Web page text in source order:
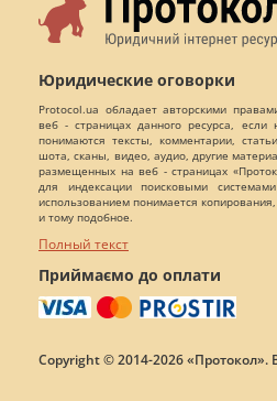
Юридические оговорки
Protocol.ua обладает авторскими
веб - страницах данного ресурса,
понимаются тексты, комментарии,
шота, сканы, видео, аудио, другие
размещенных на веб - страницах
для индексации поисковыми
использованием понимается
и тому подобное.
Полный текст
Приймаємо до оплати
Copyright © 2014-2026